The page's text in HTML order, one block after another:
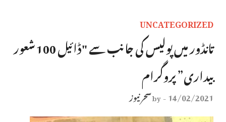
UNCATEGORIZED
تانڈور میں پولیس کی جانب سے "ڈائیل 100ـ شعور
بیداری” پروگرام
14/02/2021
-
byسحر نیوز